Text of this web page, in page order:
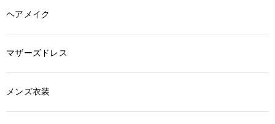
ヘアメイク
マザーズドレス
メンズ衣装